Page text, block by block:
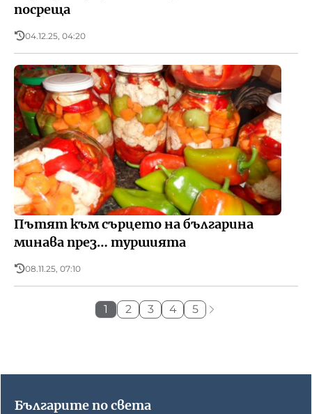
посреща
04.12.25, 04:20
Пътят към сърцето на българина
минава през… туршията
08.11.25, 07:10
1 2 3 4 5
Българите по света